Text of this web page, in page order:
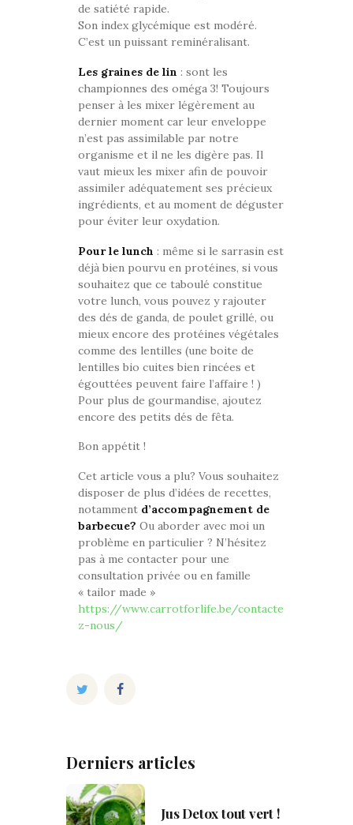
de satiété rapide.
Son index glycémique est modéré.
C’est un puissant reminéralisant.
Les graines de lin : sont les
championnes des oméga 3! Toujours
penser à les mixer légèrement au
dernier moment car leur enveloppe
n’est pas assimilable par notre
organisme et il ne les digère pas. Il
vaut mieux les mixer afin de pouvoir
assimiler adéquatement ses précieux
ingrédients, et au moment de déguster
pour éviter leur oxydation.
Pour le lunch : même si le sarrasin est
déjà bien pourvu en protéines, si vous
souhaitez que ce taboulé constitue
votre lunch, vous pouvez y rajouter
des dés de ganda, de poulet grillé, ou
mieux encore des protéines végétales
comme des lentilles (une boite de
lentilles bio cuites bien rincées et
égouttées peuvent faire l’affaire ! )
Pour plus de gourmandise, ajoutez
encore des petits dés de fêta.
Bon appétit !
Cet article vous a plu? Vous souhaitez
disposer de plus d’idées de recettes,
notamment d’accompagnement de
barbecue? Ou aborder avec moi un
problème en particulier ? N’hésitez
pas à me contacter pour une
consultation privée ou en famille
« tailor made »
https://www.carrotforlife.be/contacte
z-nous/
Derniers articles
Jus Detox tout vert !